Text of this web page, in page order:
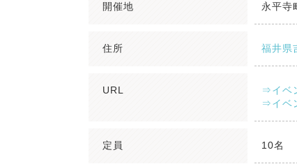
開催地 永平寺
住所 福井県
URL
⇒イベ
⇒イベ
定員 10名